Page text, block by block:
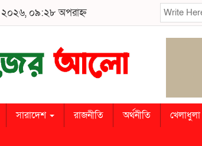
২০২৬, ০৯:২৮ অপরাহ্ন
সারাদেশ রাজনীতি অর্থনীতি খেলাধুলা